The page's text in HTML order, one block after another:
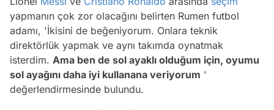
yapmanın çok zor olacağını belirten Rumen futbol
adamı, 'İkisini de beğeniyorum. Onlara teknik
direktörlük yapmak ve aynı takımda oynatmak
isterdim. Ama ben de sol ayaklı olduğum için, oyumu
sol ayağını daha iyi kullanana veriyorum '
değerlendirmesinde bulundu.